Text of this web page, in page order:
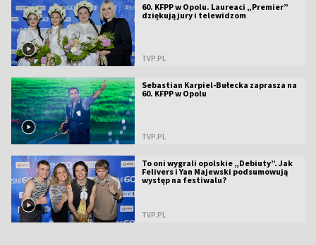
60. KFPP w Opolu. Laureaci „Premier”
dziękują jury i telewidzom
TVP.PL
Sebastian Karpiel-Bułecka zaprasza na
60. KFPP w Opolu
TVP.PL
To oni wygrali opolskie „Debiuty”. Jak
Felivers i Yan Majewski podsumowują
występ na festiwalu?
TVP.PL